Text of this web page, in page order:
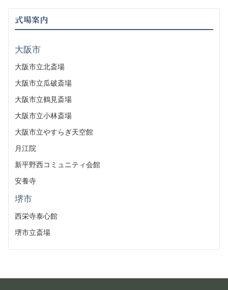
式場案内
大阪市
大阪市立北斎場
大阪市立瓜破斎場
大阪市立鶴見斎場
大阪市立小林斎場
大阪市立やすらぎ天空館
月江院
新平野西コミュニティ会館
安養寺
堺市
西栄寺泰心館
堺市立斎場